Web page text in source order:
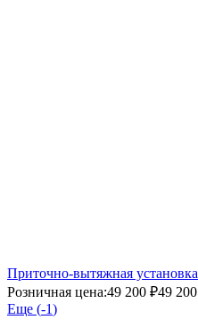
Приточно-вытяжная
Розничная цена:49 200 ₽49
Еще (-1)